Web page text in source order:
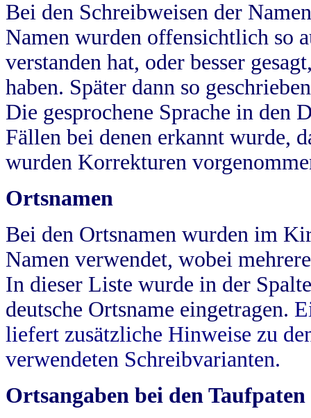
Bei den Schreibweisen der
Namen wurden offensichtlich so
verstanden hat, oder besser
haben. Später dann so
Die gesprochene Sprache in
Fällen bei denen erkannt wurde,
wurden Korrekturen
Ortsnamen
Bei den Ortsnamen wurden im
Namen verwendet, wobei
In dieser Liste wurde in der
deutsche Ortsname eingetragen.
liefert zusätzliche Hinweise zu
verwendeten Schreibvarianten.
Ortsangaben bei den Taufpaten